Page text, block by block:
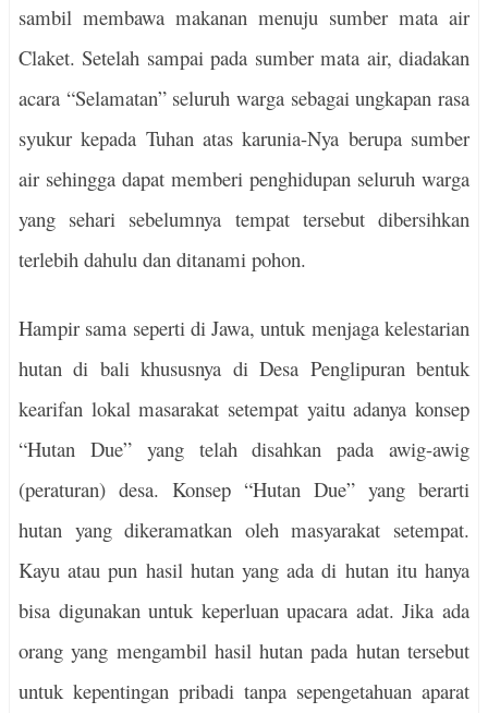
sambil membawa makanan menuju sumber mata air
Claket. Setelah sampai pada sumber mata air, diadakan
acara “Selamatan” seluruh warga sebagai ungkapan rasa
syukur kepada Tuhan atas karunia-Nya berupa sumber
air sehingga dapat memberi penghidupan seluruh warga
yang sehari sebelumnya tempat tersebut dibersihkan
terlebih dahulu dan ditanami pohon.
Hampir sama seperti di Jawa, untuk menjaga kelestarian
hutan di bali khususnya di Desa Penglipuran bentuk
kearifan lokal masarakat setempat yaitu adanya konsep
“Hutan Due” yang telah disahkan pada awig-awig
(peraturan) desa. Konsep “Hutan Due” yang berarti
hutan yang dikeramatkan oleh masyarakat setempat.
Kayu atau pun hasil hutan yang ada di hutan itu hanya
bisa digunakan untuk keperluan upacara adat. Jika ada
orang yang mengambil hasil hutan pada hutan tersebut
untuk kepentingan pribadi tanpa sepengetahuan aparat